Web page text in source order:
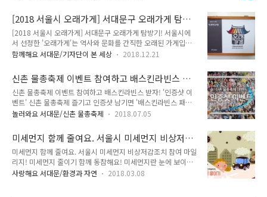
지원항목 : 에너지 절약시설(단열재, 단열창호, 고효율LED조명,
냉난방효율향상공사 등..
대하여 3월 28일 우리구에서 주민설명회를 개최하였습니다. 서
울시에서 설명회 결과를 토대로 공청회를 개최하게 됩니다. 여러
분의 많은 관심과 참여 부탁드립니다. 제2차 서울특별시 도시철
도망 구축계획(안) 공청회 ○ 일 시 : 2019. 4. 10.(수) 14:00 ~
17:00 ○ 장 소 : 서울시청 서소문청사 후생동 4층 강당 ○ 문 의
2차 도시철도망구축계획(안) 발전방향 ○ 행사진행 :..
[2018 서울시 오래가게] 서대문구 오래가게 탐방
기!
[2018 서울시 오래가게] 서대문구 오래가게 탐방기! 서울시에
서 선정한 '오래가게'는 역사와 문화를 간직한 오래된 가게입니
다. 올해 서대문구를 포함한 서북권이 추가 선정되었다는 반가운
어도 앗 거기! 하실만한 신촌 터줏대감들, 오래가게를 소개합니
다. '오래된 가게가 오래 가기를 바란다'는 의미가 담겨있는 '오
래가게'를 알고 계신가요? 작년 종로와 을지로 일대를 시작으로
2018년도에는 개업한지 30년이 넘었거나 2대 이상 대물림되는
가게 중 더욱 깐깐해진 심사를 거쳐 서대문구에서 10개소(가미
광문짝, 피터팬1978, 홍익문고, 훼드라)가 선정되었습니다. 그
중 신촌로 주변에 옹기..
함께해요 서대문/기자단이 본 세상 2018.12.21
신촌 물총축제 이벤트 참여하고 배스킨라빈스 받
자! '인증샷 이벤트'
신촌 물총축제 이벤트 참여하고 배스킨라빈스 받자! '인증샷 이
벤트' 신촌 물총축제 즐기고 인증샷 남기면 '배스킨라빈스 패밀
리 아이스크림'이 팡팡!! 2018 신촌 물총축제가 이틀 앞으로 다
스 있는 인증샷을 남겨 주시면 추첨을 통해 아이스크림을 쏩니
다!!! '신촌 물총축제 페이스북 이벤트' 여러분이 주인공입니다!
참여해주세요~^0^ 2018년 신촌 물총축제 '페이스북 인증샷 이
벤트' ● 이벤트 기간 : 2018. 7. 7.(토) ~ 7. 9.(월) ※ 신촌 물총
축제 기간 : 2018. 7. 7.(토) ~ 7. 8.(일) 11:00 ~ 21:00 / 신촌
놀러와요 서대문/신촌 물총축제 2018.07.05
미세먼지 함께 줄여요. 서울시 미세먼지 비상저감
조치 참여 마일리지!
미세먼지 함께 줄여요. 서울시 미세먼지 비상저감조치 참여 마일
리지! 미세먼지 줄이기 함께 동참해요! 미세먼지란 눈에 보이지
않으며 머리카락보다 얇은 먼지를 말하는데요. 이런 미세먼지 속
사랑해요 서대문/환경과 자연 2018.03.08